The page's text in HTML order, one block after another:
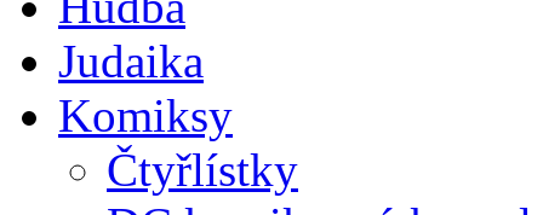
Judaika
Komiksy
Čtyřlístky